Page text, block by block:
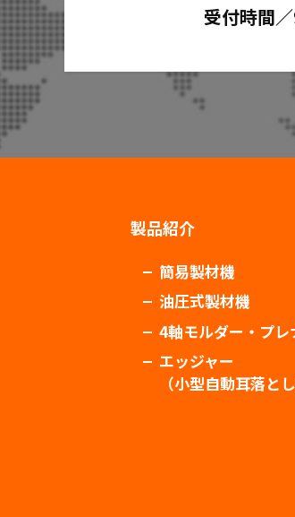
受付時間
製品紹介
簡易製材機
油圧式製材機
4軸モルダー・プレ
エッジャー
（小型自動耳落とし